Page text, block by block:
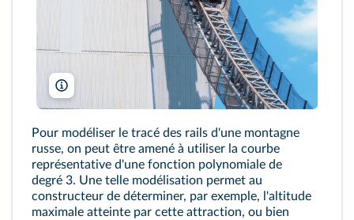
cowardlion/Shutterstock
Pour modéliser le tracé des rails d'une montagne
russe, on peut être amené à utiliser la courbe
représentative d'une fonction polynomiale de
degré 3. Une telle modélisation permet au
constructeur de déterminer, par exemple, l'altitude
maximale atteinte par cette attraction, ou bien